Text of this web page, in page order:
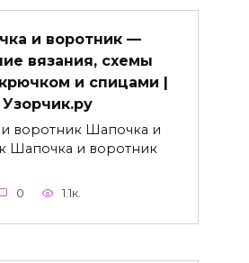
и воротник —
вязания, схемы
и спицами |
Узорчик.ру
воротник Шапочка и
Шапочка и воротник
0 1.1к.